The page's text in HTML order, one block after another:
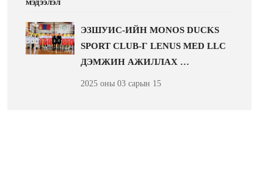
ЭЗШУИС-ИЙН MONOS DUCKS
SPORT CLUB-Г LENUS MED LLC
ДЭМЖИН АЖИЛЛАХ …
2025 оны 03 сарын 15